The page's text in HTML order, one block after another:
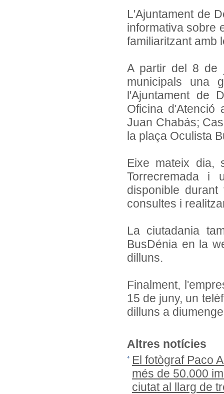
L'Ajuntament de
informativa sobre
familiaritzant amb
A partir del 8 de
municipals una
l'Ajuntament de
Oficina d'Atenció
Juan Chabás;
la plaça Oculista
Eixe mateix dia,
Torrecremada i
disponible
consultes i
La ciutadania
BusDénia en la
dilluns.
Finalment,
15 de juny, un
dilluns a
Altres notícies
El fotògraf Paco
més de 50.000
ciutat al llarg de